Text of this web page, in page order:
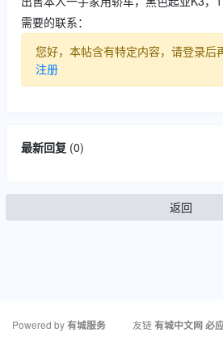
需要的联系：
您好，本帖含有特定内容，请登录后
注册
最新回复(0)
返回
Powered by有城服务 友链有城中文网必